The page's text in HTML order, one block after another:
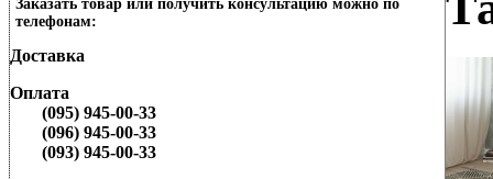
Заказать товар или получить консультацию можно по
телефонам:
Доставка
Оплата
(095) 945-00-33
(096) 945-00-33
(093) 945-00-33